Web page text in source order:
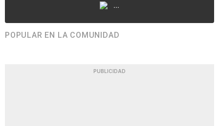
...
POPULAR EN LA COMUNIDAD
PUBLICIDAD